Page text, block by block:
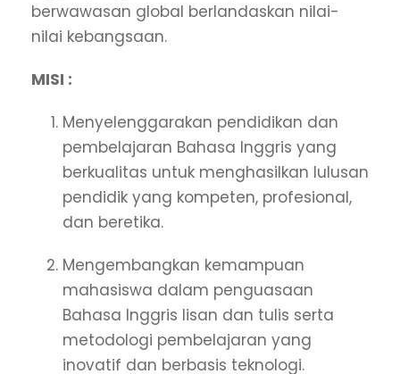
berwawasan global berlandaskan nilai-
nilai kebangsaan.
MISI :
Menyelenggarakan pendidikan dan
pembelajaran Bahasa Inggris yang
berkualitas untuk menghasilkan lulusan
pendidik yang kompeten, profesional,
dan beretika.
Mengembangkan kemampuan
mahasiswa dalam penguasaan
Bahasa Inggris lisan dan tulis serta
metodologi pembelajaran yang
inovatif dan berbasis teknologi.